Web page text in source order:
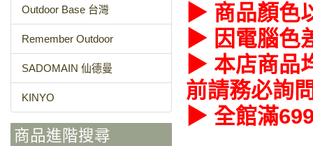
Outdoor Base 台灣
Remember Outdoor
SADOMAIN 仙德曼
KINYO
商品進階搜尋
▶ 商品顏色
▶ 因電腦色
▶ 本店商品
前請務必詢
▶ 全館滿